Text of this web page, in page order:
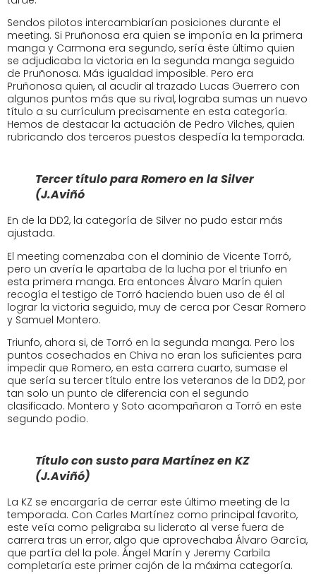
Sendos pilotos intercambiarían posiciones durante el
meeting. Si Pruñonosa era quien se imponía en la primera
manga y Carmona era segundo, sería éste último quien
se adjudicaba la victoria en la segunda manga seguido
de Pruñonosa. Más igualdad imposible. Pero era
Pruñonosa quien, al acudir al trazado Lucas Guerrero con
algunos puntos más que su rival, lograba sumas un nuevo
título a su currículum precisamente en esta categoría.
Hemos de destacar la actuación de Pedro Vilches, quien
rubricando dos terceros puestos despedía la temporada.
Tercer título para Romero en la Silver
(J.Aviñó
En de la DD2, la categoría de Silver no pudo estar más
ajustada.
El meeting comenzaba con el dominio de Vicente Torró,
pero un avería le apartaba de la lucha por el triunfo en
esta primera manga. Era entonces Álvaro Marín quien
recogía el testigo de Torró haciendo buen uso de él al
lograr la victoria seguido, muy de cerca por Cesar Romero
y Samuel Montero.
Triunfo, ahora si, de Torró en la segunda manga. Pero los
puntos cosechados en Chiva no eran los suficientes para
impedir que Romero, en esta carrera cuarto, sumase el
que sería su tercer título entre los veteranos de la DD2, por
tan solo un punto de diferencia con el segundo
clasificado. Montero y Soto acompañaron a Torró en este
segundo podio.
Título con susto para Martínez en KZ
(J.Aviñó)
La KZ se encargaría de cerrar este último meeting de la
temporada. Con Carles Martínez como principal favorito,
este veía como peligraba su liderato al verse fuera de
carrera tras un error, algo que aprovechaba Álvaro García,
que partía del la pole. Ángel Marín y Jeremy Carbila
completaría este primer cajón de la máxima categoría.